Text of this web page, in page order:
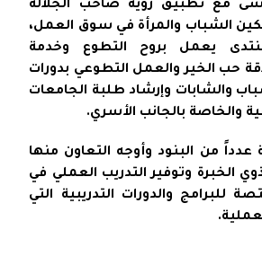
مع تطبيق رؤية صاحب الجلالة
الشباب والمرأة في سوق العمل،
يعمل بروح التطوع وخدمة
حب الخير والعمل التطوعي بدورات
والشابات وإرشاد طلبة الجامعات
والخاصة بالجانب الأسري.
عدداً من البنود وأوجه التعاون منها
الخبرة وتوفير التدريب العملي في
للبرامج والدورات التدريبية التي